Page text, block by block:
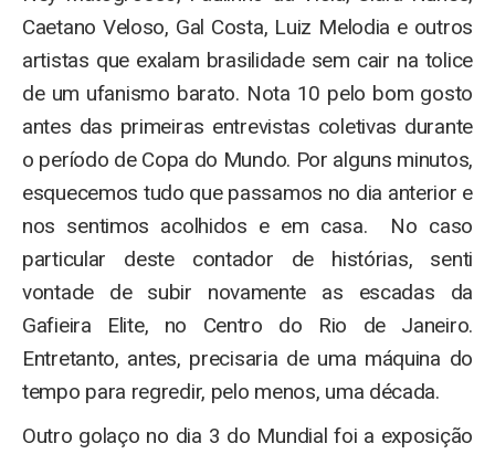
Caetano Veloso, Gal Costa, Luiz Melodia e outros
artistas que exalam brasilidade sem cair na tolice
de um ufanismo barato. Nota 10 pelo bom gosto
antes das primeiras entrevistas coletivas durante
o período de Copa do Mundo. Por alguns minutos,
esquecemos tudo que passamos no dia anterior e
nos sentimos acolhidos e em casa. No caso
particular deste contador de histórias, senti
vontade de subir novamente as escadas da
Gafieira Elite, no Centro do Rio de Janeiro.
Entretanto, antes, precisaria de uma máquina do
tempo para regredir, pelo menos, uma década.
Outro golaço no dia 3 do Mundial foi a exposição